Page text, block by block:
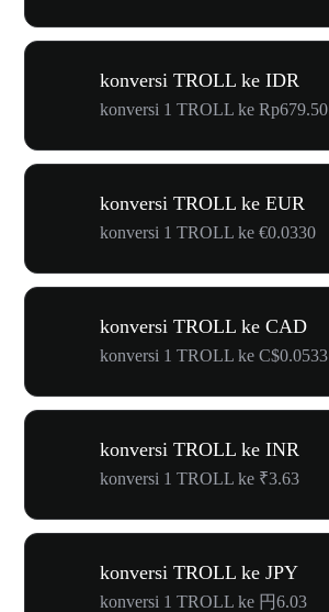
konversi TROLL ke IDR
konversi 1 TROLL ke Rp679.50
konversi TROLL ke EUR
konversi 1 TROLL ke €0.0330
konversi TROLL ke CAD
konversi 1 TROLL ke C$0.0533
konversi TROLL ke INR
konversi 1 TROLL ke ₹3.63
konversi TROLL ke JPY
konversi 1 TROLL ke 円6.03